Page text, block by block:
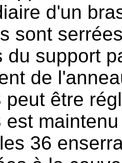
d'un
sont
du support
de
peut être
est
36